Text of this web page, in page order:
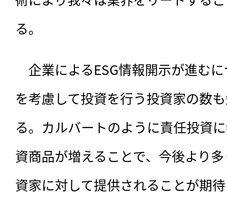
る。
企業によるESG情報開示が進む
を考慮して投資を行う投資家の数
る。カルバートのように責任投資
資商品が増えることで、今後より
資家に対して提供されることが期